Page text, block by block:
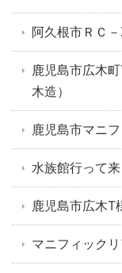
阿久根市ＲＣ
鹿児島市広木
木造）
鹿児島市マニ
水族館行って
鹿児島市広木T
マニフィック